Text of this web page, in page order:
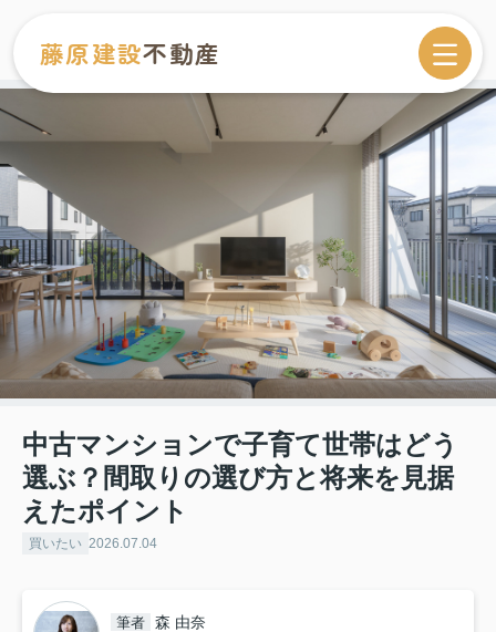
藤原建設不動産
中古マンションで子育て世帯はどう
選ぶ？間取りの選び方と将来を見据
えたポイント
買いたい 2026.07.04
筆者 森 由奈